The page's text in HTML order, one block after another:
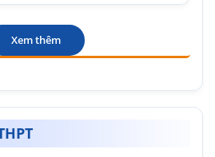
Xem thêm